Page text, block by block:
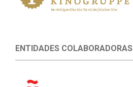
ENTIDADES COLABORADORAS